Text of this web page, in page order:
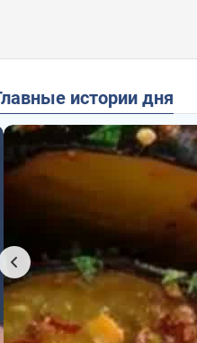
Главные истории дня